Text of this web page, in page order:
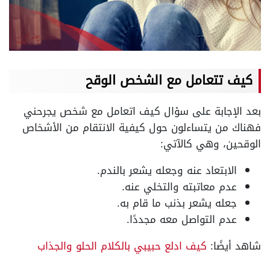
كيف تتعامل مع الشخص الوقح
بعد الإجابة على سؤال كيف اتعامل مع شخص يجرحني
فهناك من يتساءلون حول كيفية الانتقام من الأشخاص
الوقحين، وهي كالآتي:
الابتعاد عنه وجعله يشعر بالندم.
عدم معاتبته والتخلي عنه.
جعله يشعر بذنب ما قام به.
عدم التواصل معه مجددًا.
شاهد أيضًا: كيف ادلع حبيبي بالكلام الحلو والجذاب